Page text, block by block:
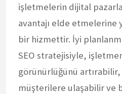
işletmelerin dijital
avantajı elde etmelerine
bir hizmettir. İyi
SEO stratejisiyle,
görünürlüğünü
müşterilere ulaşabilir ve